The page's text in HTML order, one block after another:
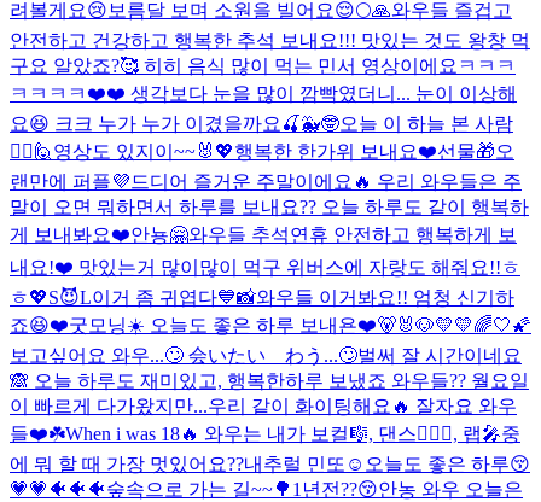
려볼게요😢 보름달 보며 소원을 빌어요😌🌕🙏와우들 즐겁고
안전하고 건강하고 행복한 추석 보내요!!! 맛있는 것도 왕창 먹
구요 알았죠?🥰 히히 음식 많이 먹는 민서 영상이에요ㅋㅋㅋ
ㅋㅋㅋㅋ❤️❤️ 생각보다 눈을 많이 깜빡였더니... 눈이 이상해
요😆 크크 누가 누가 이겼을까요🍒🐳🤓오늘 이 하늘 본 사람
🙋‍♀️🙋 영상도 있지이~~🐰💖행복한 한가위 보내요❤️선물🎁오
랜만에 퍼플💜드디어 즐거운 주말이에요🔥 우리 와우들은 주
말이 오면 뭐하면서 하루를 보내요?? 오늘 하루도 같이 행복하
게 보내봐요❤️안뇽🤗와우들 추석연휴 안전하고 행복하게 보
내요!❤️ 맛있는거 많이많이 먹구 위버스에 자랑도 해줘요!!ㅎ
ㅎ💖S😈L이거 좀 귀엽다💙📸와우들 이거봐요!! 엄청 신기하
죠😆❤️굿모닝☀️ 오늘도 좋은 하루 보내욘❤️🐻🐰🐶💛💛🌈🤍🌠
보고싶어요 와우...🙄 会いたい わう...🙄벌써 잘 시간이네요
🙈 오늘 하루도 재미있고, 행복한하루 보냈죠 와우들?? 월요일
이 빠르게 다가왔지만...우리 같이 화이팅해요🔥 잘자요 와우
들❤️☘️When i was 18🔥 와우는 내가 보컬🎼, 댄스🧍🏻‍♀️, 랩🎤중
에 뭐 할 때 가장 멋있어요??내추럴 민또☺️ 오늘도 좋은 하루😚
💗💗 🐠🐠🐠숲속으로 가는 길~~🌳 1년전??😚안농 와우 오늘은